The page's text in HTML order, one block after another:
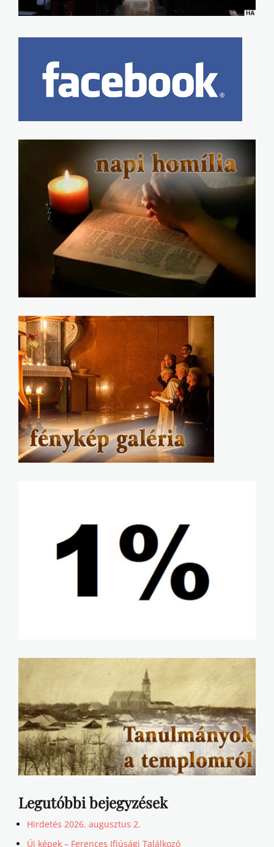
Legutóbbi bejegyzések
Hirdetés 2026. augusztus 2.
Új képek – Ferences Ifjúsági Találkozó